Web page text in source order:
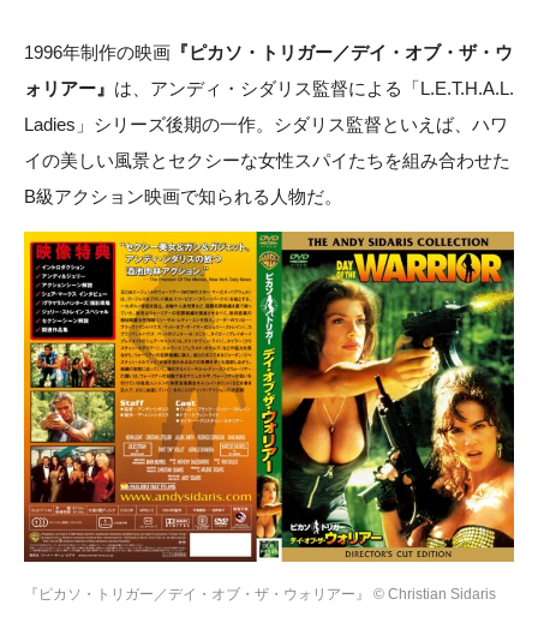
1996年制作の映画 『ピカソ・トリガー／デイ・オブ・ザ・ウ
ォリアー』 は、アンディ・シダリス監督による「L.E.T.H.A.L.
Ladies」シリーズ後期の一作。シダリス監督といえば、ハワ
イの美しい風景とセクシーな女性スパイたちを組み合わせた
B級アクション映画で知られる人物だ。
『ピカソ・トリガー／デイ・オブ・ザ・ウォリアー』 © Christian Sidaris